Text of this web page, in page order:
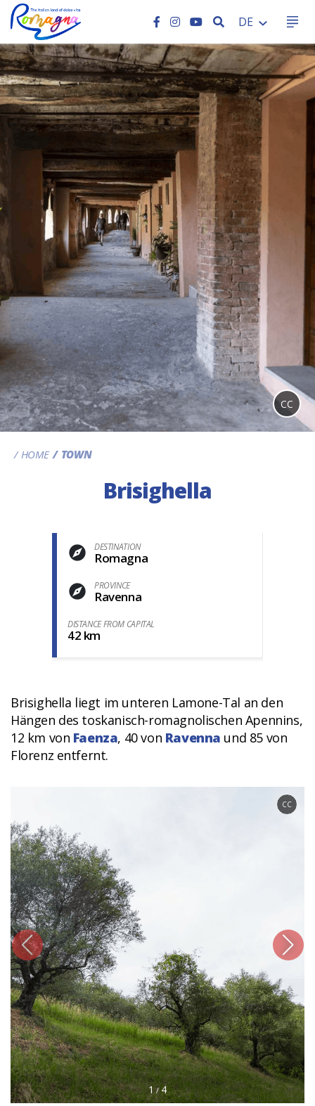
SEARCH
DE
CC
HOME TOWN
Brisighella
DESTINATION
Romagna
PROVINCE
Ravenna
DISTANCE FROM CAPITAL
42 km
Brisighella liegt im unteren Lamone-Tal an den
Hängen des toskanisch-romagnolischen Apennins,
12 km von Faenza, 40 von Ravenna und 85 von
Florenz entfernt.
CC
1/ 4